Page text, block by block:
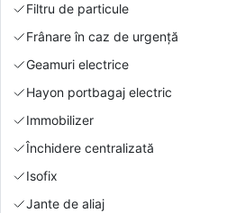
Filtru de particule
Frânare în caz de urgență
Geamuri electrice
Hayon portbagaj electric
Immobilizer
Închidere centralizată
Isofix
Jante de aliaj